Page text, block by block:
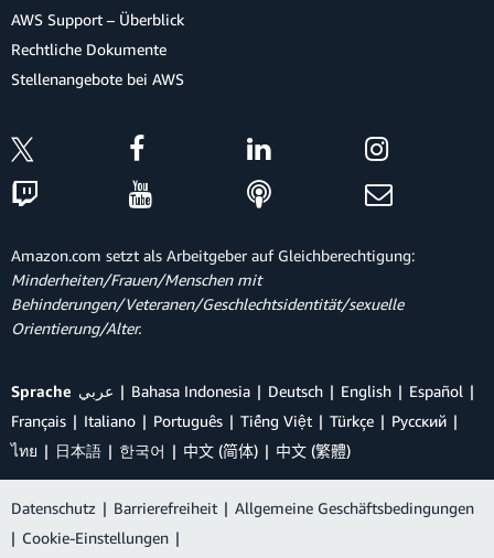
AWS Support – Überblick
Rechtliche Dokumente
Stellenangebote bei AWS
Amazon.com setzt als Arbeitgeber auf Gleichberechtigung:
Minderheiten/Frauen/Menschen mit
Behinderungen/Veteranen/Geschlechtsidentität/sexuelle
Orientierung/Alter.
Sprache عربي Bahasa Indonesia Deutsch English
Español
Français
Italiano Português Tiếng Việt Türkçe
Ρусский
ไทย
日本語 한국어 中文 (简体) 中文 (繁體)
Datenschutz | Barrierefreiheit | Allgemeine Geschäftsbedingungen
| Cookie-Einstellungen |